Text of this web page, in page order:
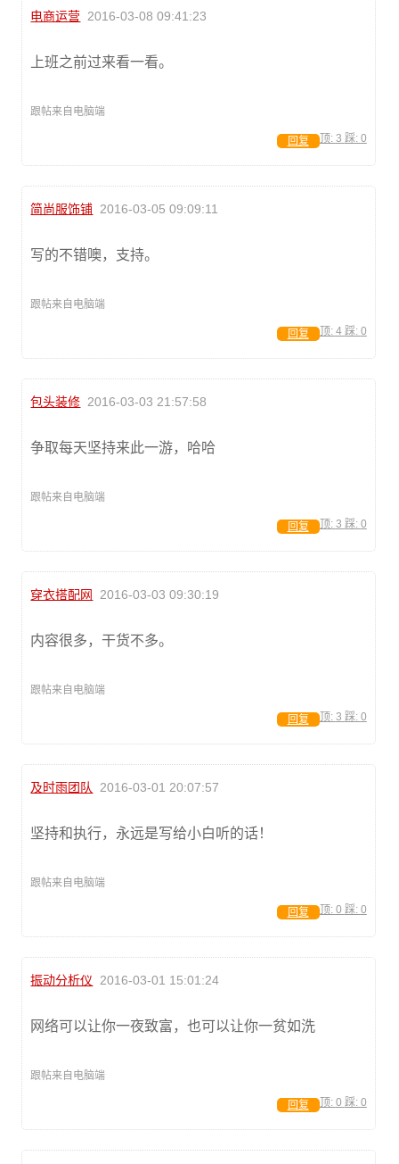
电商运营 2016-03-08 09:41:23
上班之前过来看一看。
跟帖来自电脑端
顶: 3 踩: 0
回复
简尚服饰铺 2016-03-05 09:09:11
写的不错噢，支持。
跟帖来自电脑端
顶: 4 踩: 0
回复
包头装修 2016-03-03 21:57:58
争取每天坚持来此一游，哈哈
跟帖来自电脑端
顶: 3 踩: 0
回复
穿衣搭配网 2016-03-03 09:30:19
内容很多，干货不多。
跟帖来自电脑端
顶: 3 踩: 0
回复
及时雨团队 2016-03-01 20:07:57
坚持和执行，永远是写给小白听的话！
跟帖来自电脑端
顶: 0 踩: 0
回复
振动分析仪 2016-03-01 15:01:24
网络可以让你一夜致富，也可以让你一贫如洗
跟帖来自电脑端
顶: 0 踩: 0
回复